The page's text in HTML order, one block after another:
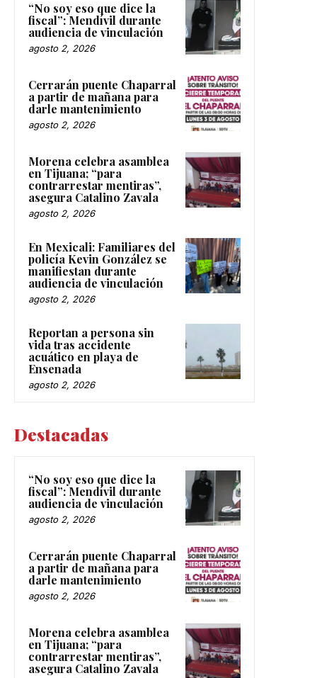
“No soy eso que dice la
fiscal”: Mendívil durante
audiencia de vinculación
agosto 2, 2026
Cerrarán puente Chaparral
a partir de mañana para
darle mantenimiento
agosto 2, 2026
Morena celebra asamblea
en Tijuana; “para
contrarrestar mentiras”,
asegura Catalino Zavala
agosto 2, 2026
En Mexicali: Familiares del
policía Kevin González se
manifiestan durante
audiencia de vinculación
agosto 2, 2026
Reportan a persona sin
vida tras accidente
acuático en playa de
Ensenada
agosto 2, 2026
Destacadas
“No soy eso que dice la
fiscal”: Mendívil durante
audiencia de vinculación
agosto 2, 2026
Cerrarán puente Chaparral
a partir de mañana para
darle mantenimiento
agosto 2, 2026
Morena celebra asamblea
en Tijuana; “para
contrarrestar mentiras”,
asegura Catalino Zavala